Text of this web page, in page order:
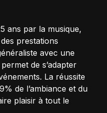
ans par la musique,
prestations
avec une
de s’adapter
La réussite
de l’ambiance et du
plaisir à tout le